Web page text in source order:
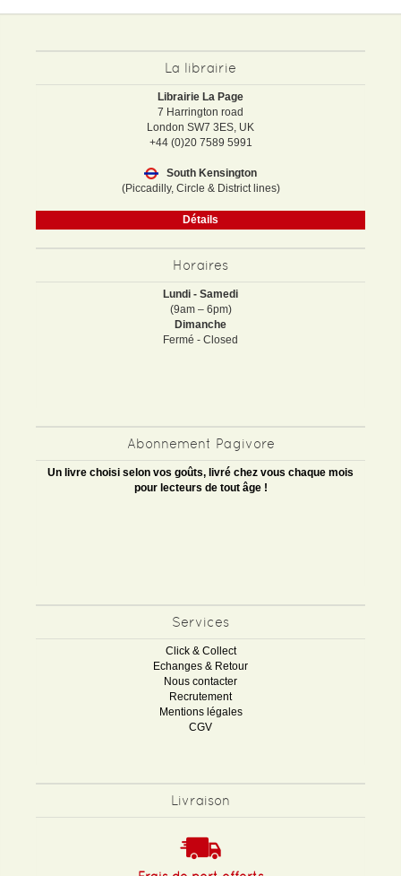
La librairie
Librairie La Page
7 Harrington road
London SW7 3ES, UK
+44 (0)20 7589 5991
South Kensington
(Piccadilly, Circle & District lines)
Détails
Horaires
Lundi - Samedi
(9am – 6pm)
Dimanche
Fermé - Closed
Abonnement Pagivore
Un livre choisi selon vos goûts, livré chez vous chaque mois
pour lecteurs de tout âge !
Services
Click & Collect
Echanges & Retour
Nous contacter
Recrutement
Mentions légales
CGV
Livraison